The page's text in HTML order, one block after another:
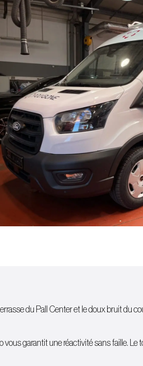
du Pall Center et le doux bruit du
garantit une réactivité sans faille. Le